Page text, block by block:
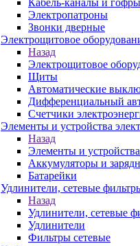
Кабель-каналы и гофры
Электропатроны
Звонки дверные
Электрощитовое
Назад
Электрощитовое
Щиты
Автоматические
Дифференциальный
Счетчики
Элементы и устройства
Назад
Элементы и
Аккумуляторы и
Батарейки
Удлинители, сетевые
Назад
Удлинители, сетевые
Удлинители
Фильтры сетевые